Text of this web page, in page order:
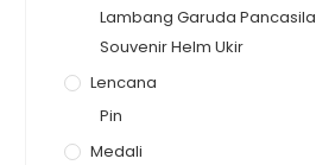
Lambang Garuda Pancasila
Souvenir Helm Ukir
Lencana
Pin
Medali